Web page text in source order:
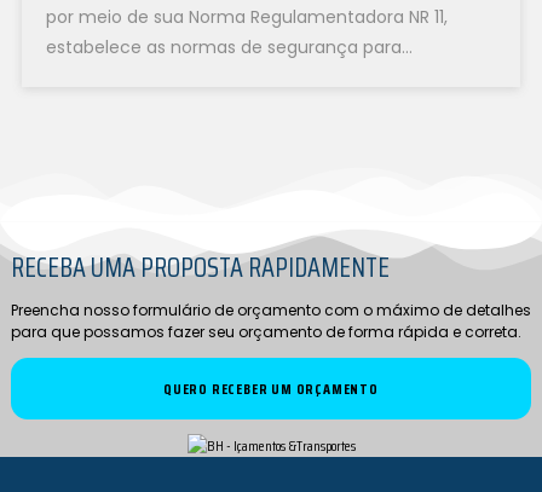
por meio de sua Norma Regulamentadora NR 11,
estabelece as normas de segurança para
RECEBA UMA PROPOSTA RAPIDAMENTE
Preencha nosso formulário de orçamento com o máximo de detalhes
para que possamos fazer seu orçamento de forma rápida e correta.
QUERO RECEBER UM ORÇAMENTO